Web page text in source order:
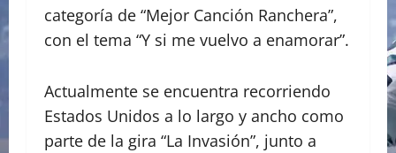
categoría de “Mejor Canción Ranchera”,
con el tema “Y si me vuelvo a enamorar”.
Actualmente se encuentra recorriendo
Estados Unidos a lo largo y ancho como
parte de la gira “La Invasión”, junto a